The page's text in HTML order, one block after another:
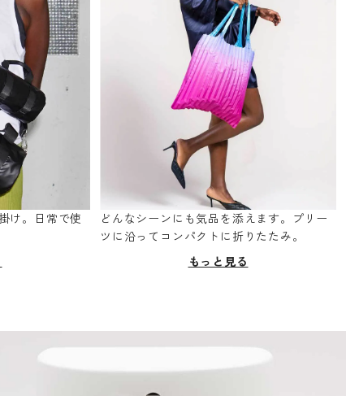
け。日常で使
どんなシーンにも気品を添えます。プリー
ツに沿ってコンパクトに折りたたみ。
もっと見る